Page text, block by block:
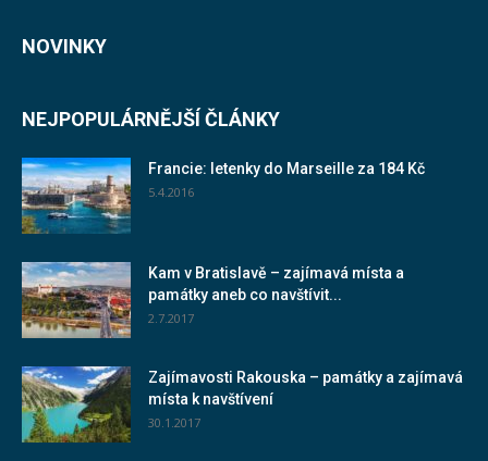
NOVINKY
NEJPOPULÁRNĚJŠÍ ČLÁNKY
Francie: letenky do Marseille za 184 Kč
5.4.2016
Kam v Bratislavě – zajímavá místa a
památky aneb co navštívit...
2.7.2017
Zajímavosti Rakouska – památky a zajímavá
místa k navštívení
30.1.2017